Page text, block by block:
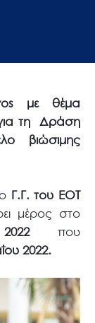
με θέμα
τη Δράση
βιώσιμης
Γ.Γ. του ΕΟΤ
μέρος στο
2022 που
2022.